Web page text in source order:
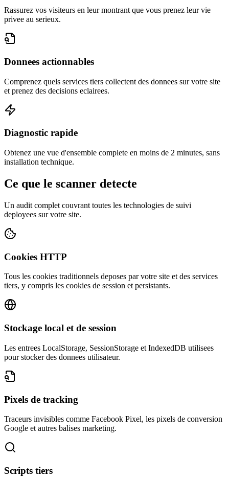
Rassurez vos visiteurs en leur montrant que vous prenez leur vie
privee au serieux.
Donnees actionnables
Comprenez quels services tiers collectent des donnees sur votre site
et prenez des decisions eclairees.
Diagnostic rapide
Obtenez une vue d'ensemble complete en moins de 2 minutes, sans
installation technique.
Ce que le scanner detecte
Un audit complet couvrant toutes les technologies de suivi
deployees sur votre site.
Cookies HTTP
Tous les cookies traditionnels deposes par votre site et des services
tiers, y compris les cookies de session et persistants.
Stockage local et de session
Les entrees LocalStorage, SessionStorage et IndexedDB utilisees
pour stocker des donnees utilisateur.
Pixels de tracking
Traceurs invisibles comme Facebook Pixel, les pixels de conversion
Google et autres balises marketing.
Scripts tiers